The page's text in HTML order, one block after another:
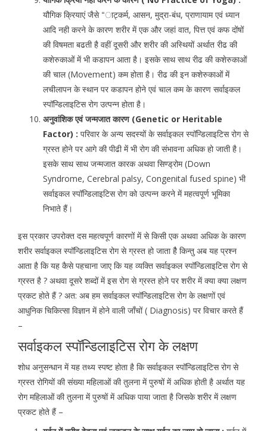
यौगिक क्रियाएं जैसे “ाट्कर्म, आसन, मुद्रा-बंध, प्राणायाम एवं ध्यान
आदि नही करने के कारण शरीर में एक और जहां वात, पित्त एवं कफ दोंषों
की विषमता बढती है वहीं दूसरी और शरीर की अस्थियों अर्थात रीढ की
कशेरुकाओं में भी कडापन आता है। इसके साथ साथ रीढ की कशेरुकाओं
की चाल (Movement) कम होता है। रीढ की इन कशेरुकाओं में
लचीलापन के स्थान पर कडापन होने एवं चाल कम के कारण सर्वाइकल
स्पॉन्डिलाइटिस रोग उत्पन्न होता है।
अनुवांशिक एवं जन्मजात कारण (Genetic or Heritable
Factor) : परिवार के अन्य सदस्यों के सर्वाइकल स्पॉन्डिलाइटिस रोग से
ग्रस्त होने पर आगे की पीढी में भी रोग की संभावना अधिक हो जाती है।
इसके साथ साथ जन्मजात कारक अथवा सिण्ड्रोम (Down
Syndrome, Cerebral palsy, Congenital fused spine) भी
सर्वाइकल स्पॉन्डिलाइटिस रोग को उत्पन्न करने में महत्वपूर्ण भूमिका
निभाते हैं।
इस प्रकार उपरोक्त दस महत्वपूर्ण कारणों में से किसी एक अथवा अधिक के कारण
शरीर सर्वाइकल स्पॉन्डिलाइटिस रोग से ग्रस्त हो जाता हैै किन्तु अब यह प्रश्न
आता है कि यह कैसे पहचाना जाए कि यह व्यक्ति सर्वाइकल स्पॉन्डिलाइटिस रोग से
ग्रस्त है ? अथवा दूसरे शब्दों में इस रोग से ग्रस्त होने पर शरीर में क्या क्या लक्षण
प्रकट होते हैं ? अत: अब हम सर्वाइकल स्पॉन्डिलाइटिस रोग के लक्षणों एवं
आधुनिक चिकित्सा विज्ञान में होने वाली जाँचों ( Diagnosis) पर विचार करते हैं
–
सर्वाइकल स्पॉन्डिलाइटिस रोग के लक्षण
शोध अनुसन्धान में यह तथ्य स्पष्ट होता है कि सर्वाइकल स्पॉन्डिलाइटिस रोग से
ग्रस्त रोगियों की संख्या महिलाओं की तुलना में पुरुषों में अधिक होती है अर्थात यह
रोग महिलाओं की तुलना में पुरुषों में अधिक पाया जाता है जिसके शरीर में लक्षण
प्रकट होते हैं –